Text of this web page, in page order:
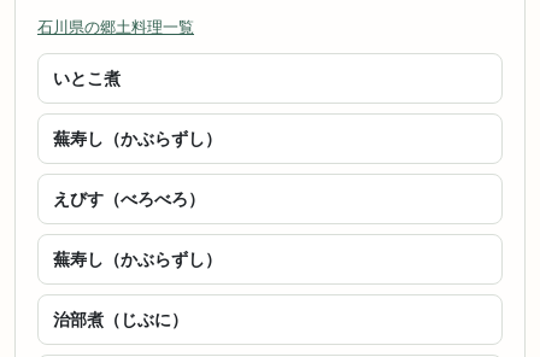
石川県の郷土料理一覧
いとこ煮
蕪寿し（かぶらずし）
えびす（べろべろ）
蕪寿し（かぶらずし）
治部煮（じぶに）